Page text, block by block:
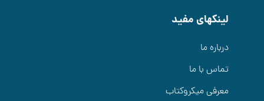
لینکهای مفید
درباره ما
تماس با ما
معرفی میکروکتاب